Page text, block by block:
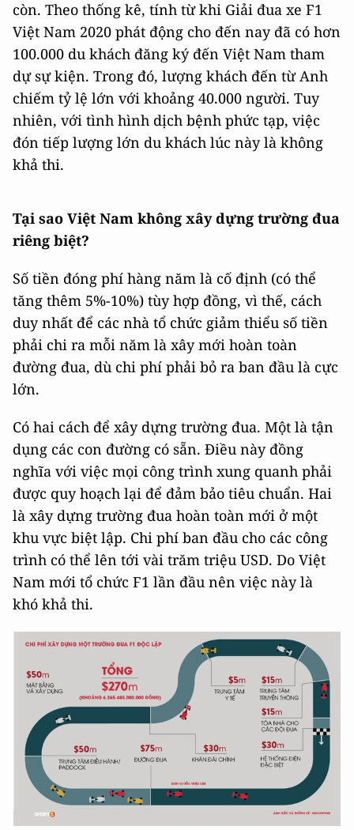
còn. Theo thống kê, tính từ khi Giải đua xe F1
Việt Nam 2020 phát động cho đến nay đã có hơn
100.000 du khách đăng ký đến Việt Nam tham
dự sự kiện. Trong đó, lượng khách đến từ Anh
chiếm tỷ lệ lớn với khoảng 40.000 người. Tuy
nhiên, với tình hình dịch bệnh phức tạp, việc
đón tiếp lượng lớn du khách lúc này là không
khả thi.
Tại sao Việt Nam không xây dựng trường đua
riêng biệt?
Số tiền đóng phí hàng năm là cố định (có thể
tăng thêm 5%-10%) tùy hợp đồng, vì thế, cách
duy nhất để các nhà tổ chức giảm thiểu số tiền
phải chi ra mỗi năm là xây mới hoàn toàn
đường đua, dù chi phí phải bỏ ra ban đầu là cực
lớn.
Có hai cách để xây dựng trường đua. Một là tận
dụng các con đường có sẵn. Điều này đồng
nghĩa với việc mọi công trình xung quanh phải
được quy hoạch lại để đảm bảo tiêu chuẩn. Hai
là xây dựng trường đua hoàn toàn mới ở một
khu vực biệt lập. Chi phí ban đầu cho các công
trình có thể lên tới vài trăm triệu USD. Do Việt
Nam mới tổ chức F1 lần đầu nên việc này là
khó khả thi.